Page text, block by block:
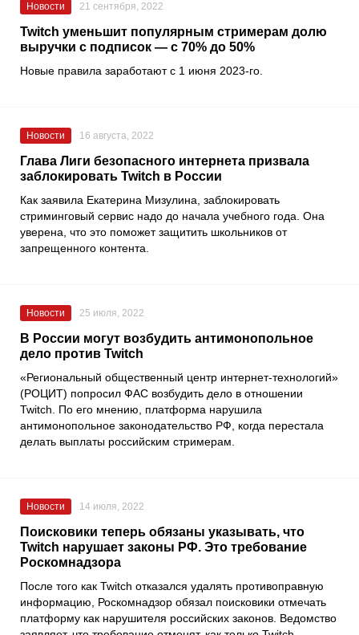
Новости 21 сентября, 2022
Twitch уменьшит популярным стримерам долю
выручки с подписок — с 70% до 50%
Новые правила заработают с 1 июня 2023-го.
Новости 16 августа, 2022
Глава Лиги безопасного интернета призвала
заблокировать Twitch в России
Как заявила Екатерина Мизулина, заблокировать
стриминговый сервис надо до начала учебного года. Она
уверена, что это поможет защитить школьников от
запрещенного контента.
Новости 25 июля, 2022
В России могут возбудить антимонопольное
дело против Twitch
«Региональный общественный центр интернет-технологий»
(РОЦИТ) попросил ФАС возбудить дело в отношении
Twitch. По его мнению, платформа нарушила
антимонопольное законодательство РФ, когда перестала
делать выплаты российским стримерам.
Новости 14 июля, 2022
Поисковики теперь обязаны указывать, что
Twitch нарушает законы РФ. Это требование
Роскомнадзора
После того как Twitch отказался удалять противоправную
информацию, Роскомнадзор обязал поисковики отмечать
платформу как нарушителя российских законов. Ведомство